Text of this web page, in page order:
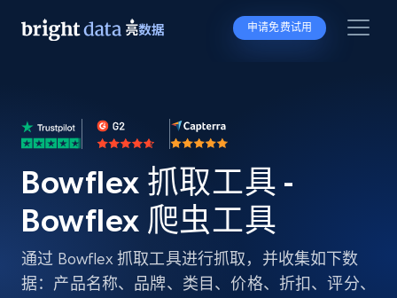
申请免费试用
Bowflex 抓取工具 -
Bowflex 爬虫工具
通过 Bowflex 抓取工具进行抓取，并收集如下数
据：产品名称、品牌、类目、价格、折扣、评分、